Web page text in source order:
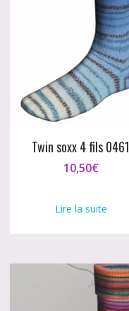
Twin soxx 4 fils 0461
10,50€
Lire la suite